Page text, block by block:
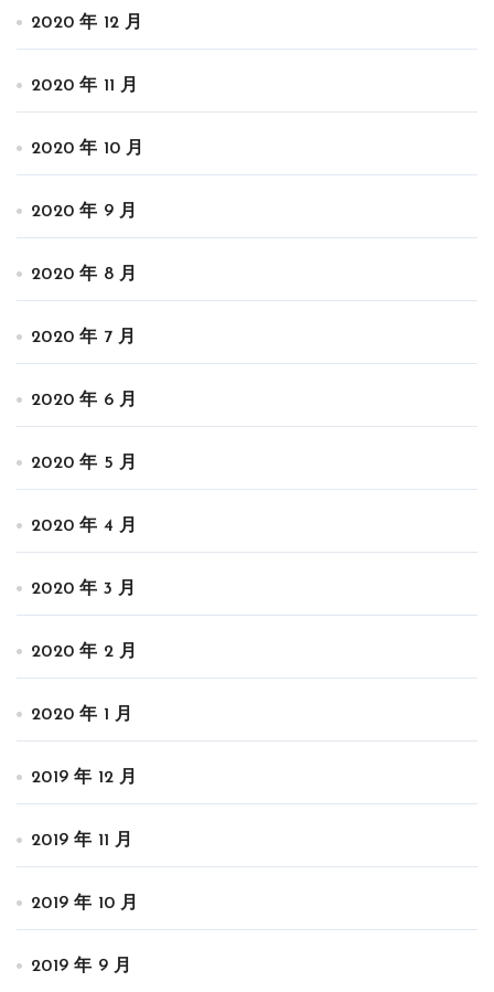
2020 年 12 月
2020 年 11 月
2020 年 10 月
2020 年 9 月
2020 年 8 月
2020 年 7 月
2020 年 6 月
2020 年 5 月
2020 年 4 月
2020 年 3 月
2020 年 2 月
2020 年 1 月
2019 年 12 月
2019 年 11 月
2019 年 10 月
2019 年 9 月